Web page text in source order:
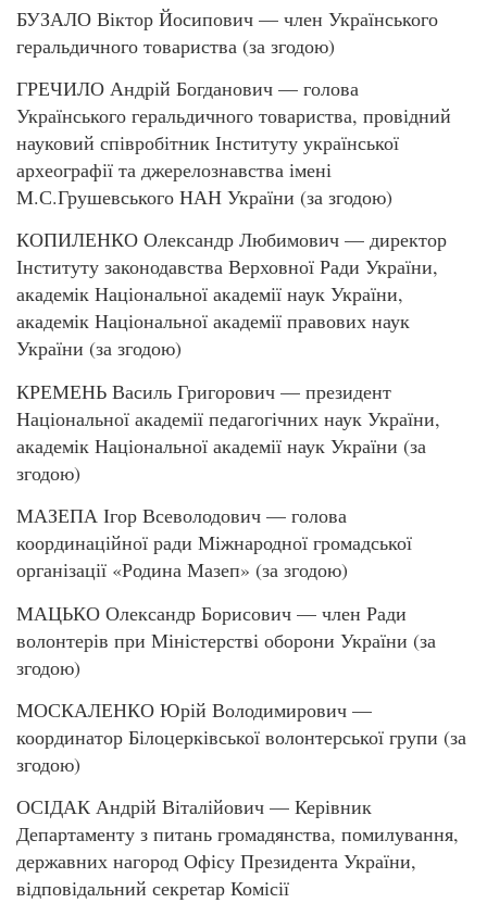
БУЗАЛО Віктор Йосипович — член Українського
геральдичного товариства (за згодою)
ГРЕЧИЛО Андрій Богданович — голова
Українського геральдичного товариства, провідний
науковий співробітник Інституту української
археографії та джерелознавства імені
М.С.Грушевського НАН України (за згодою)
КОПИЛЕНКО Олександр Любимович — директор
Інституту законодавства Верховної Ради України,
академік Національної академії наук України,
академік Національної академії правових наук
України (за згодою)
КРЕМЕНЬ Василь Григорович — президент
Національної академії педагогічних наук України,
академік Національної академії наук України (за
згодою)
МАЗЕПА Ігор Всеволодович — голова
координаційної ради Міжнародної громадської
організації «Родина Мазеп» (за згодою)
МАЦЬКО Олександр Борисович — член Ради
волонтерів при Міністерстві оборони України (за
згодою)
МОСКАЛЕНКО Юрій Володимирович —
координатор Білоцерківської волонтерської групи (за
згодою)
ОСІДАК Андрій Віталійович — Керівник
Департаменту з питань громадянства, помилування,
державних нагород Офісу Президента України,
відповідальний секретар Комісії